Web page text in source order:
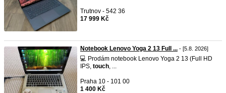
Trutnov - 542 36
17 999 Kč
Notebook Lenovo Yoga 2 13 Full ... - [5.8. 2026]
💻 Prodám notebook Lenovo Yoga 2 13 (Full HD
IPS, touch, ...
Praha 10 - 101 00
1 400 Kč